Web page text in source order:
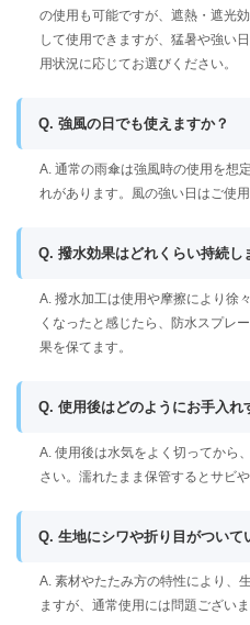
の使用も可能ですが、遮熱・遮光
して使用できますが、猛暑や強い
用状況に応じてお選びください。
Q. 強風の日でも使えますか？
A. 通常の雨傘は強風時の使用を想
れがあります。風の強い日はご使用
Q. 撥水効果はどれくらい持続し
A. 撥水加工は使用や摩擦により徐
くなったと感じたら、防水スプレ
果を保てます。
Q. 使用後はどのようにお手入れ
A. 使用後は水気をよく切ってから
さい。濡れたまま保管するとサビ
Q. 生地にシワや折り目がついて
A. 素材やたたみ方の特性により、
ますが、通常使用には問題ございま